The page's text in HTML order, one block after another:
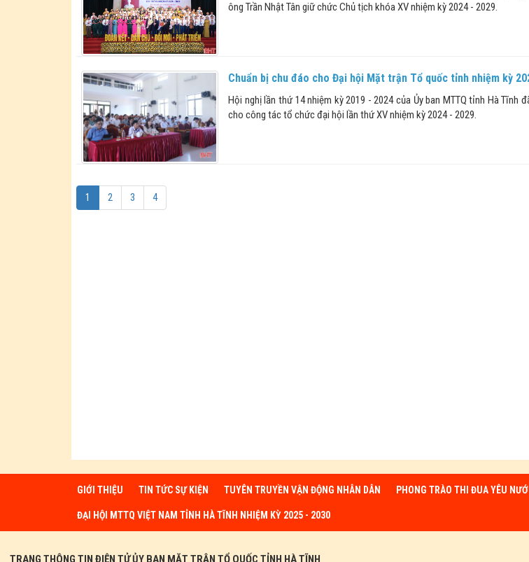
ông Trần Nhật Tân giữ chức Chủ tịch khóa XV nhiệm kỳ 2024 - 2029.
Chuẩn bị chu đáo cho Đại hội Mặt trận Tổ quốc tỉnh nhiệm kỳ
Hội nghị lần thứ 14 nhiệm kỳ 2019 - 2024 của Ủy ban MTTQ tỉnh Hà Tĩnh
cho công tác tổ chức đại hội lần thứ XV nhiệm kỳ 2024 - 2029.
1 2 3 4
GIỚI THIỆU TIN TỨC SỰ KIỆN TUYÊN TRUYỀN VẬN ĐỘNG NHÂN DÂN PHONG TRÀO THI ĐUA YÊU
ĐẠI HỘI MTTQ VIỆT NAM TỈNH HÀ TĨNH NHIỆM KỲ 2025 - 2030
TRANG THÔNG TIN ĐIỆN TỬ ỦY BAN MẶT TRẬN TỔ QUỐC TỈNH HÀ TĨNH